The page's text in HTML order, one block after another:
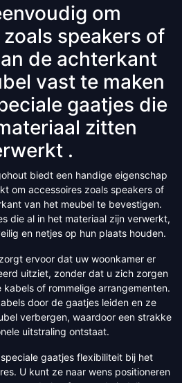
om
speakers of
de achterkant
vast te maken
gaatjes die
zitten
.
biedt een handige eigenschap
om accessoires zoals speakers of
van het meubel te bevestigen.
die al in het materiaal zijn verwerkt,
en netjes op hun plaats houden.
ervoor dat uw woonkamer er
uitziet, zonder dat u zich zorgen
of rommelige arrangementen.
door de gaatjes leiden en ze
verbergen, waardoor een strakke
uitstraling ontstaat.
gaatjes flexibiliteit bij het
U kunt ze naar wens positioneren